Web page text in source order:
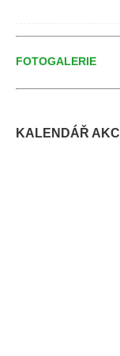
FOTOGALERIE
KALENDÁŘ AKCÍ